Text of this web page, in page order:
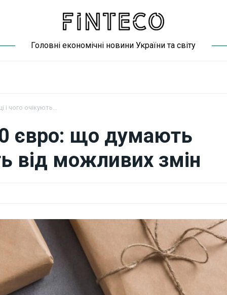
Головні економічні новини України та світу
чого очікують...
євро: що думають
від можливих змін